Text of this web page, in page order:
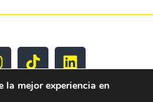
la mejor experiencia en